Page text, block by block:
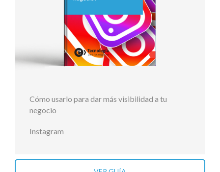
Cómo usarlo para dar más visibilidad a tu
negocio
Instagram